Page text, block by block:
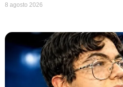
8 agosto 2026